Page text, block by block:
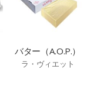
バター（A.O.P.）
ラ・ヴィエット